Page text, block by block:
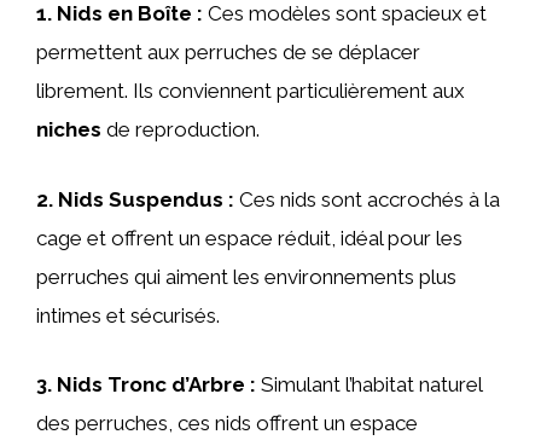
1. Nids en Boîte : Ces modèles sont spacieux et
permettent aux perruches de se déplacer
librement. Ils conviennent particulièrement aux
niches de reproduction.
2. Nids Suspendus : Ces nids sont accrochés à la
cage et offrent un espace réduit, idéal pour les
perruches qui aiment les environnements plus
intimes et sécurisés.
3. Nids Tronc d’Arbre : Simulant l’habitat naturel
des perruches, ces nids offrent un espace